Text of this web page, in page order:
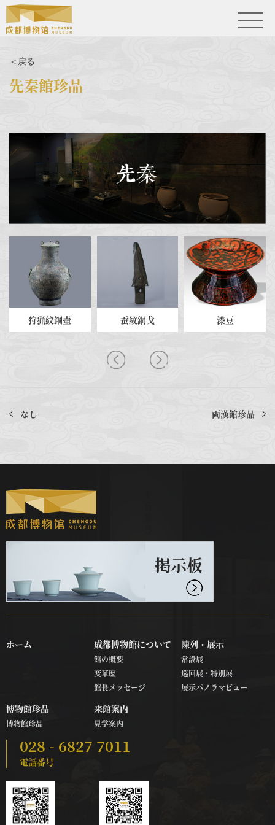
＜戻る
先秦館珍品
狩猟紋銅壺 蚕紋銅戈 漆豆
なし 両漢館珍品
掲示板
ホーム 成都博物館について
館の概要
変革歴
館長メッセージ
陳列・展示
常設展
巡回展・特別展
展示パノラマビュー
博物館珍品
博物館珍品
来館案内
見学案内
028 - 6827 7011
電話番号